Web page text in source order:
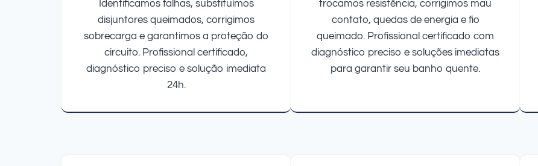
Identificamos falhas, substituímos
disjuntores queimados, corrigimos
sobrecarga e garantimos a proteção do
circuito. Profissional certificado,
diagnóstico preciso e solução imediata
24h.
trocamos resistência, corrigimos mau
contato, quedas de energia e fio
queimado. Profissional certificado com
diagnóstico preciso e soluções imediatas
para garantir seu banho quente.